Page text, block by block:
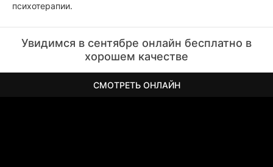
психотерапии.
Увидимся в сентябре онлайн бесплатно в
хорошем качестве
СМОТРЕТЬ ОНЛАЙН